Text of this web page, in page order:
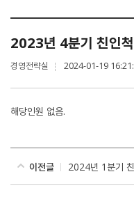
2023년 4분기 친인
경영전략실
2024-01-19
해당인원 없음.
이전글 2024년 1분기